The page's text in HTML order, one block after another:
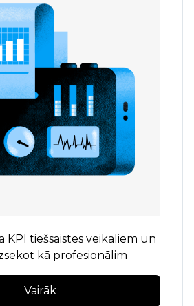
KPI tiešsaistes veikaliem un
kā profesionālim
Vairāk